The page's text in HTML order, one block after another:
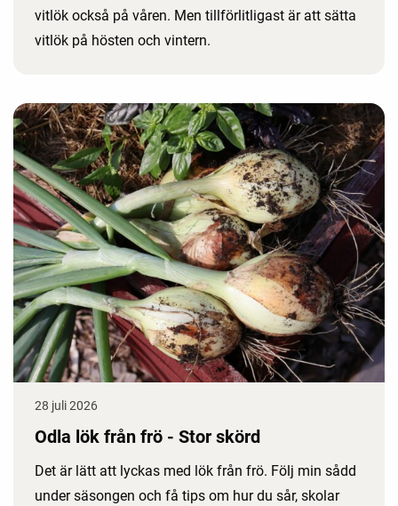
vitlök också på våren. Men tillförlitligast är att sätta
vitlök på hösten och vintern.
28 juli 2026
Odla lök från frö - Stor skörd
Det är lätt att lyckas med lök från frö. Följ min sådd
under säsongen och få tips om hur du sår, skolar